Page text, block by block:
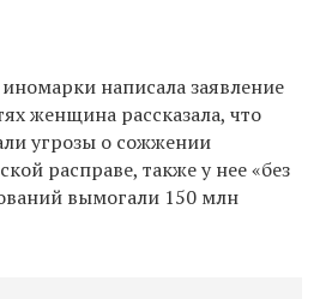
написала заявление
женщина рассказала, что
угрозы о сожжении
расправе, также у нее «без
вымогали 150 млн